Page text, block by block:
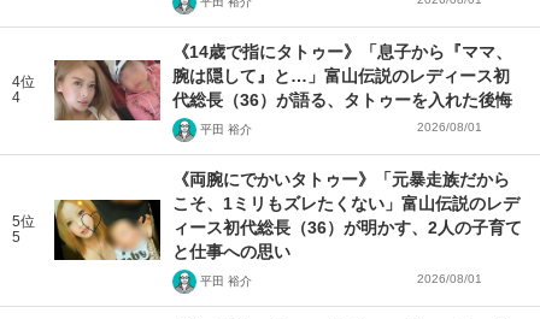
4位
4
《14歳で指にタトゥー》「息子から『ママ、
腕は隠して』と…」富山伝説のレディース初
代総長（36）が語る、タトゥーを入れた後悔
平田 裕介 2026/08/01
5位
5
《両腕にでかいタトゥー》「元暴走族だから
こそ、1ミリもズレたくない」富山伝説のレデ
ィース初代総長（36）が明かす、2人の子育て
と仕事への思い
平田 裕介 2026/08/01